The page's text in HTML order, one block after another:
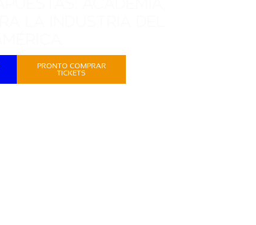
PRONTO COMPRAR
TICKETS